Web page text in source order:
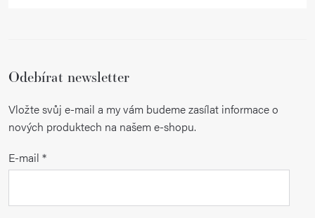
Odebírat newsletter
Vložte svůj e-mail a my vám budeme zasílat informace o
nových produktech na našem e-shopu.
E-mail